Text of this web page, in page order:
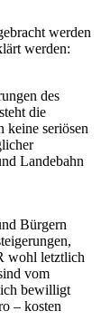
werden
werden:
des
die
keine seriösen
Landebahn
Bürgern
wohl letztlich
vom
bewilligt
– kosten